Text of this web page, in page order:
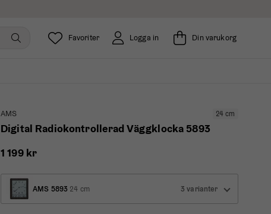
Din varukorg
Logga in
Favoriter
24 cm
AMS
Digital Radiokontrollerad Väggklocka 5893
1 199 kr
AMS 5893 24 cm 3 varianter